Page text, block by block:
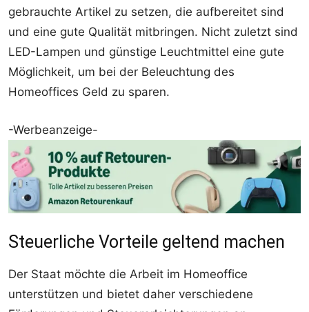
gebrauchte Artikel zu setzen, die aufbereitet sind
und eine gute Qualität mitbringen. Nicht zuletzt sind
LED-Lampen und günstige Leuchtmittel eine gute
Möglichkeit, um bei der Beleuchtung des
Homeoffices Geld zu sparen.
-Werbeanzeige-
Steuerliche Vorteile geltend machen
Der Staat möchte die Arbeit im Homeoffice
unterstützen und bietet daher verschiedene